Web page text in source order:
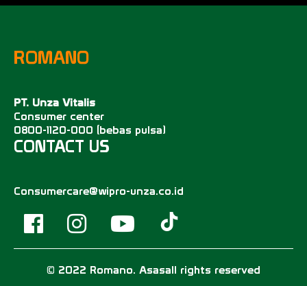
ROMANO
PT. Unza Vitalis
Consumer center
0800-1120-000 (bebas pulsa)
CONTACT US
Consumercare@wipro-unza.co.id
© 2022 Romano. Asasall rights reserved